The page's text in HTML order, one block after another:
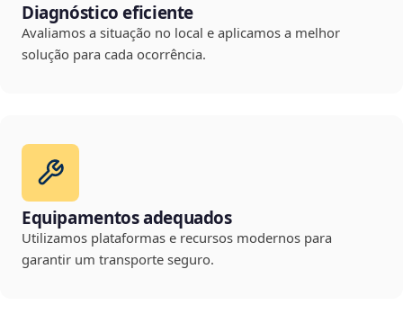
Diagnóstico eficiente
Avaliamos a situação no local e aplicamos a melhor
solução para cada ocorrência.
Equipamentos adequados
Utilizamos plataformas e recursos modernos para
garantir um transporte seguro.